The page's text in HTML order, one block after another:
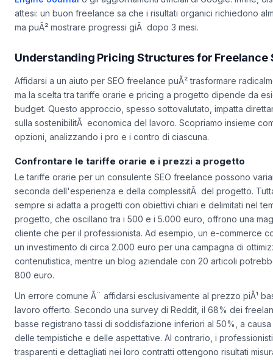
Engine Journalo gli aggiornamenti ufficiali di Google. Infine,
attesi: un buon freelance sa che i risultati organici richiedono
Understanding Pricing Structures for Freelance
Affidarsi a un aiuto per SEO freelance puÃ² trasformare
ma la scelta tra tariffe orarie e pricing a progetto dipende da
budget. Questo approccio, spesso sottovalutato, impatta
sulla sostenibilitÃ economica del lavoro. Scopriamo insieme
Confrontare le tariffe orarie e i prezzi a progetto
Le tariffe orarie per un consulente SEO freelance possono
seconda dell'esperienza e della complessitÃ del progetto.
sempre si adatta a progetti con obiettivi chiari e delimitati nel
progetto, che oscillano tra i 500 e i 5.000 euro, offrono una
cliente che per il professionista. Ad esempio, un e-commerce
un investimento di circa 2.000 euro per una campagna di
contenutistica, mentre un blog aziendale con 20 articoli
Un errore comune Ã¨ affidarsi esclusivamente al prezzo piÃ¹
lavoro offerto. Secondo una survey di Reddit, il 68% dei
basse registrano tassi di soddisfazione inferiori al 50%, a
delle tempistiche e delle aspettative. Al contrario, i